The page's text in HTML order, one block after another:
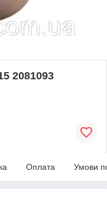
2081093
Оплата Умови